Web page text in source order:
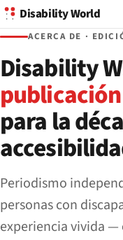
Disability World
ACERCA DE ·
Disability
para la
Periodismo
personas con
experiencia vivida